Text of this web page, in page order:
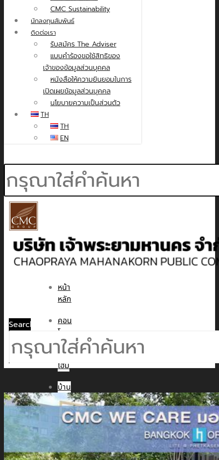
CMC Sustainability
นักลงทุนสัมพันธ์
ติดต่อเรา
รับสมัคร The Adviser
แบบคำร้องขอใช้สิทธิของ
เจ้าของข้อมูลส่วนบุคคล
หนังสือให้ความยินยอมในการ
เปิดเผยข้อมูลส่วนบุคคล
นโยบายความเป็นส่วนตัว
TH
TH
EN
หน้า
หลัก
คอน
โด
ทาวน์
โฮม
บ้าน
เดี่ยว
พูล
วิลล่า
ข่าวสาร
Search